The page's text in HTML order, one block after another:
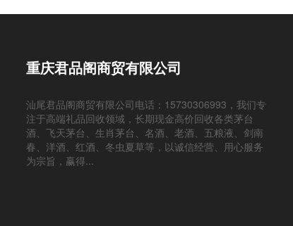
重庆君品阁商贸有限公司
汕尾君品阁商贸有限公司电话：15730306993，我们专
注于高端礼品回收领域，长期现金高价回收各类茅台
酒、飞天茅台、生肖茅台、名酒、老酒、五粮液、剑南
春、洋酒、红酒、冬虫夏草等，以诚信经营、用心服务
为宗旨，赢得...